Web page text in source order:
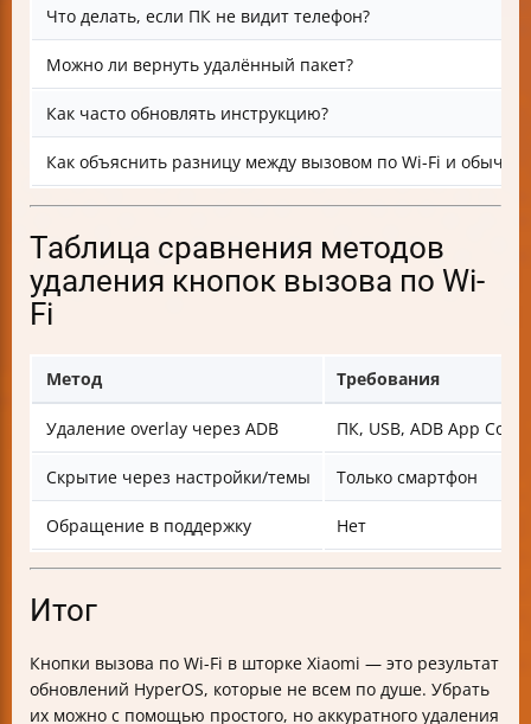
Что делать, если ПК не видит телефон?
Можно ли вернуть удалённый пакет?
Как часто обновлять инструкцию?
Как объяснить разницу между вызовом по Wi-Fi и
Таблица сравнения методов
удаления кнопок вызова по Wi-
Fi
Метод Требования
Удаление overlay через ADB ПК, USB, ADB App
Скрытие через настройки/темы Только смартфон
Обращение в поддержку Нет
Итог
Кнопки вызова по Wi-Fi в шторке Xiaomi — это результат
обновлений HyperOS, которые не всем по душе. Убрать
их можно с помощью простого, но аккуратного удаления